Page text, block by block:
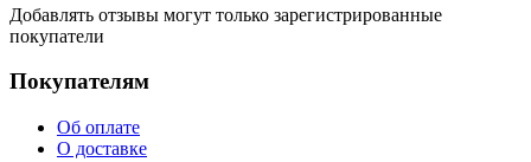
Добавлять отзывы могут только зарегистрированные
покупатели
Покупателям
Об оплате
О доставке